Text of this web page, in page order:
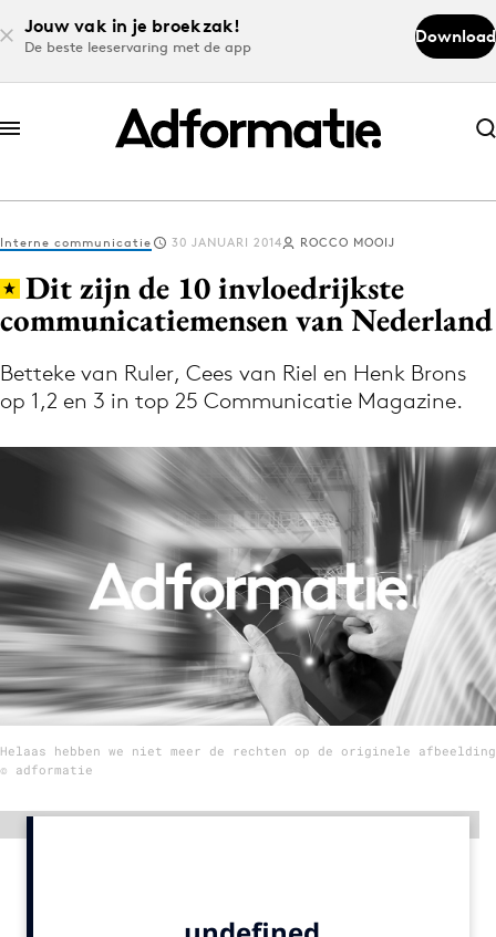
Jouw vak in je broekzak!
De beste leeservaring met de app
Download
Abonneer nu
Abonneer nu
Log in
Volg het laatste nieuws via de Adformatie
Nieuws app
Menu
Home
9 sept: GenAI-training
12 nov: MarketingLive!
Adverteren
Events
Interne communicatie 30 JANUARI 2014 ROCCO MOOIJ
Dit zijn de 10 invloedrijkste
communicatiemensen van Nederland
Betteke van Ruler, Cees van Riel en Henk Brons
op 1,2 en 3 in top 25 Communicatie Magazine.
Helaas hebben we niet meer de rechten op de originele afbeelding
© adformatie